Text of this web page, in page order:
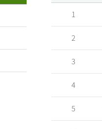
1
2
3
4
5